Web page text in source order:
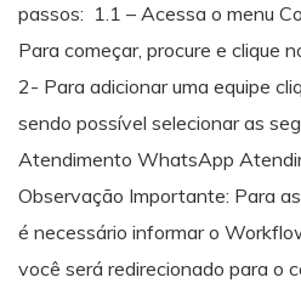
passos: 1.1 – Acessa o menu
Para começar, procure e clique
2- Para adicionar uma equipe
sendo possível selecionar as
Atendimento WhatsApp
Observação Importante: Para
é necessário informar o
você será redirecionado para o